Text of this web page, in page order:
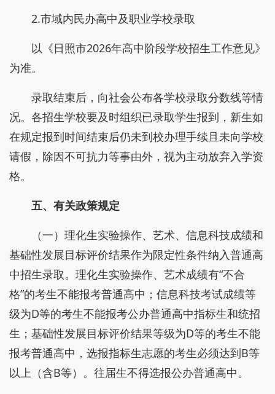
2.市域内民办高中及职业学校录取
以《日照市2026年高中阶段学校招生工作意见》
为准。
录取结束后，向社会公布各学校录取分数线等情
况。各招生学校要及时组织已录取学生报到，新生如
在规定报到时间结束后仍未到校办理手续且未向学校
请假，除因不可抗力等事由外，视为主动放弃入学资
格。
五、有关政策规定
（一）理化生实验操作、艺术、信息科技成绩和
基础性发展目标评价结果作为限定性条件纳入普通高
中招生录取。理化生实验操作、艺术成绩有“不合
格”的考生不能报考普通高中；信息科技考试成绩等
级为D等的考生不能报考公办普通高中指标生和统招
生；基础性发展目标评价结果等级为D等的考生不能
报考普通高中，选报指标生志愿的考生必须达到B等
以上（含B等）。往届生不得选报公办普通高中。